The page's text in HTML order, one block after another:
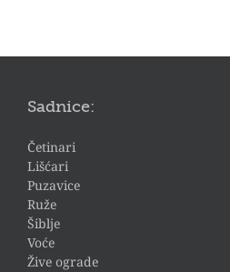
Sadnice:
Četinari
Lišćari
Puzavice
Ruže
Šiblje
Voće
Žive ograde